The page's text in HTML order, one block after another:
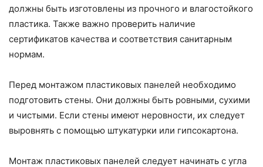
должны быть изготовлены из прочного и влагостойкого
пластика. Также важно проверить наличие
сертификатов качества и соответствия санитарным
нормам.
Перед монтажом пластиковых панелей необходимо
подготовить стены. Они должны быть ровными, сухими
и чистыми. Если стены имеют неровности, их следует
выровнять с помощью штукатурки или гипсокартона.
Монтаж пластиковых панелей следует начинать с угла